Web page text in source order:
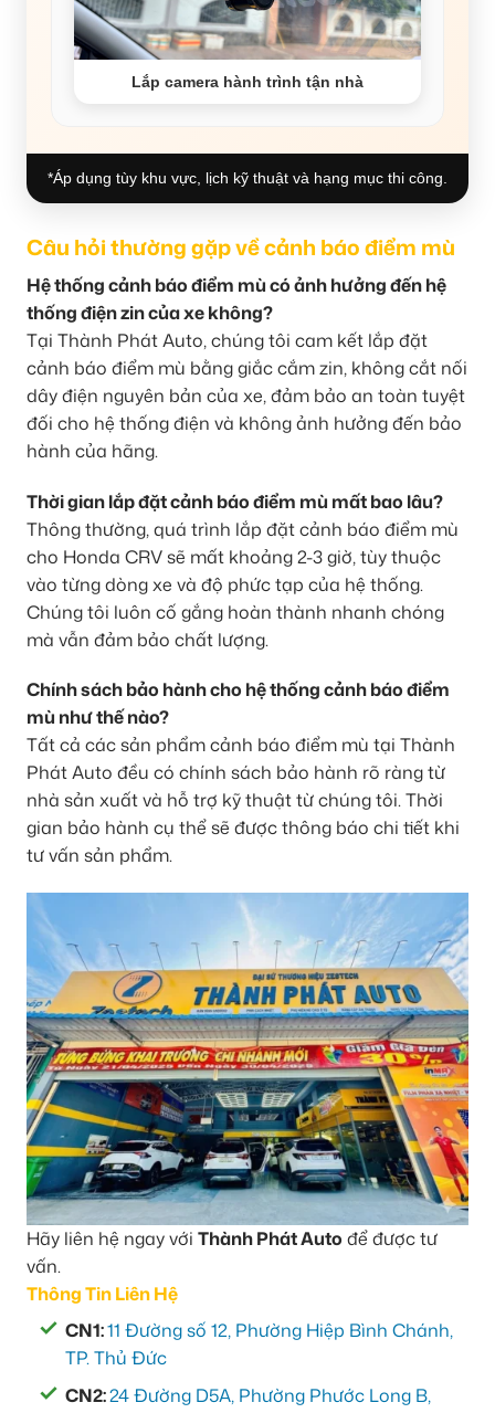
Lắp camera hành trình tận nhà
*Áp dụng tùy khu vực, lịch kỹ thuật và hạng mục thi công.
Câu hỏi thường gặp về cảnh báo điểm mù
Hệ thống cảnh báo điểm mù có ảnh hưởng đến hệ
thống điện zin của xe không?
Tại Thành Phát Auto, chúng tôi cam kết lắp đặt
cảnh báo điểm mù bằng giắc cắm zin, không cắt nối
dây điện nguyên bản của xe, đảm bảo an toàn tuyệt
đối cho hệ thống điện và không ảnh hưởng đến bảo
hành của hãng.
Thời gian lắp đặt cảnh báo điểm mù mất bao lâu?
Thông thường, quá trình lắp đặt cảnh báo điểm mù
cho Honda CRV sẽ mất khoảng 2-3 giờ, tùy thuộc
vào từng dòng xe và độ phức tạp của hệ thống.
Chúng tôi luôn cố gắng hoàn thành nhanh chóng
mà vẫn đảm bảo chất lượng.
Chính sách bảo hành cho hệ thống cảnh báo điểm
mù như thế nào?
Tất cả các sản phẩm cảnh báo điểm mù tại Thành
Phát Auto đều có chính sách bảo hành rõ ràng từ
nhà sản xuất và hỗ trợ kỹ thuật từ chúng tôi. Thời
gian bảo hành cụ thể sẽ được thông báo chi tiết khi
tư vấn sản phẩm.
Hãy liên hệ ngay với Thành Phát Auto để được tư
vấn.
Thông Tin Liên Hệ
CN1:11 Đường số 12, Phường Hiệp Bình Chánh,
TP. Thủ Đức
CN2:24 Đường D5A, Phường Phước Long B,